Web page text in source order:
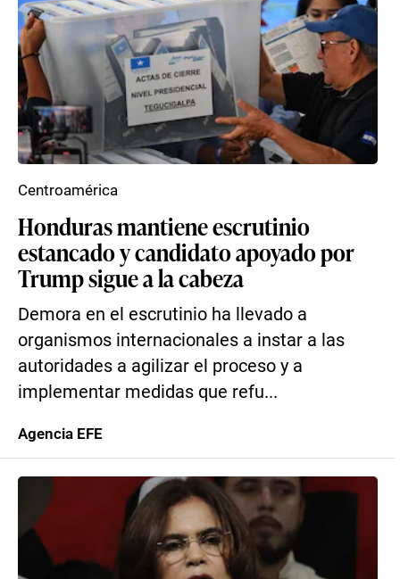
Honduras mantiene escrutinio
estancado y candidato apoyado por
Trump sigue a la cabeza
Demora en el escrutinio ha llevado a
organismos internacionales a instar a las
autoridades a agilizar el proceso y a
implementar medidas que refu...
Centroamérica
Agencia EFE